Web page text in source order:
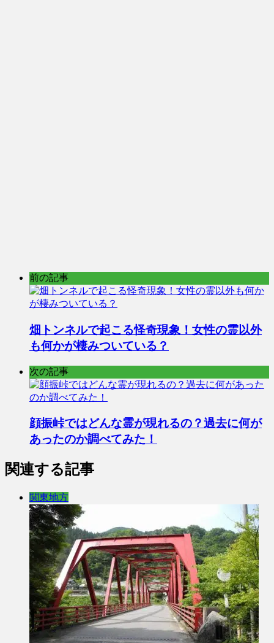
前の記事
畑トンネルで起こる怪奇現象！女性の霊以外
も何かが棲みついている？
次の記事
顔振峠ではどんな霊が現れるの？過去に何が
あったのか調べてみた！
関連する記事
関東地方